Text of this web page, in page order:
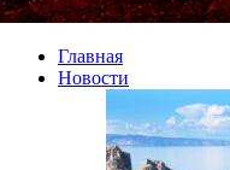
Главная
Новости